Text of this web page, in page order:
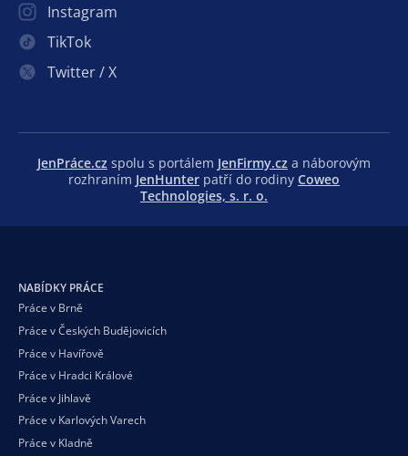
Instagram
TikTok
Twitter / X
JenPráce.cz spolu s portálem JenFirmy.cz a náborovým
rozhraním JenHunter patří do rodiny Coweo
Technologies, s. r. o.
NABÍDKY PRÁCE
Práce v Brně
Práce v Českých Budějovicích
Práce v Havířově
Práce v Hradci Králové
Práce v Jihlavě
Práce v Karlových Varech
Práce v Kladně